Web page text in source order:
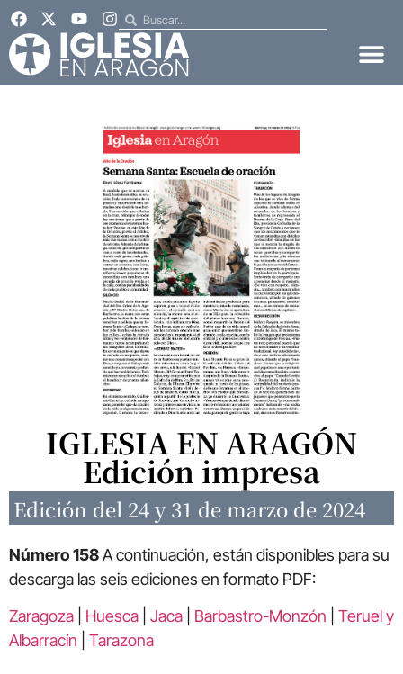
IGLESIA EN ARAGÓN
Edición impresa
Edición del 24 y 31 de marzo de 2024
Número 158A continuación, están disponibles para su
descarga las seis ediciones en formato PDF:
Zaragoza
Huesca Jaca Barbastro-Monzón
Teruel y
Albarracín
Tarazona